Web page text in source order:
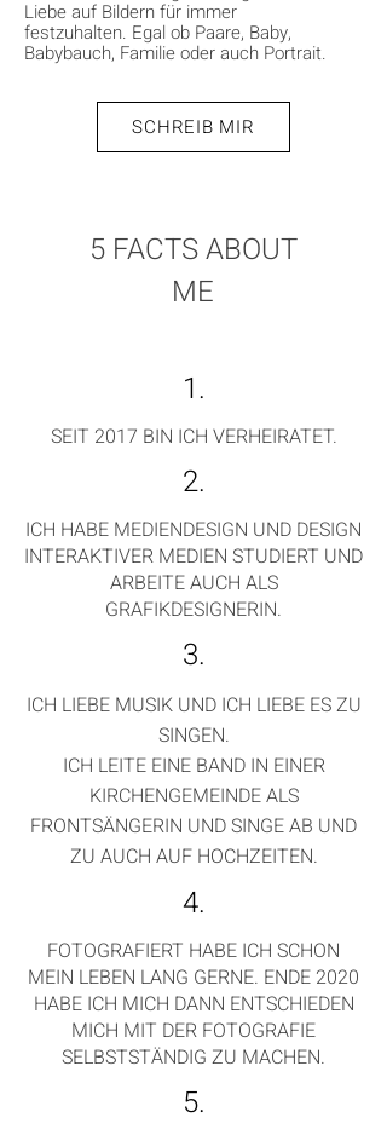
Liebe auf Bildern für immer
festzuhalten. Egal ob Paare, Baby,
Babybauch, Familie oder auch Portrait.
SCHREIB MIR
5 FACTS ABOUT
ME
1.
SEIT 2017 BIN ICH VERHEIRATET.
2.
ICH HABE MEDIENDESIGN UND DESIGN
INTERAKTIVER MEDIEN STUDIERT UND
ARBEITE AUCH ALS
GRAFIKDESIGNERIN.
3.
ICH LIEBE MUSIK UND ICH LIEBE ES ZU
SINGEN.
ICH LEITE EINE BAND IN EINER
KIRCHENGEMEINDE ALS
FRONTSÄNGERIN UND SINGE AB UND
ZU AUCH AUF HOCHZEITEN.
4.
FOTOGRAFIERT HABE ICH SCHON
MEIN LEBEN LANG GERNE. ENDE 2020
HABE ICH MICH DANN ENTSCHIEDEN
MICH MIT DER FOTOGRAFIE
SELBSTSTÄNDIG ZU MACHEN.
5.